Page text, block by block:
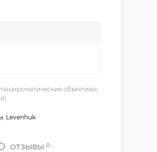
объективы,
Levenhuk
ОТЗЫВЫ 0